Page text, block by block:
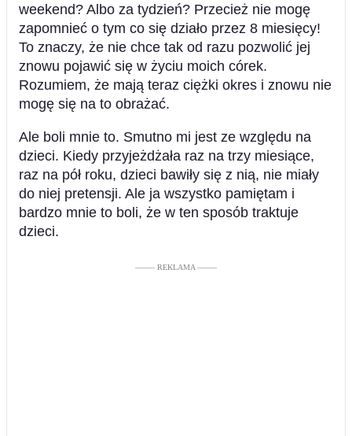
weekend? Albo za tydzień? Przecież nie mogę
zapomnieć o tym co się działo przez 8 miesięcy!
To znaczy, że nie chce tak od razu pozwolić jej
znowu pojawić się w życiu moich córek.
Rozumiem, że mają teraz ciężki okres i znowu nie
mogę się na to obrażać.
Ale boli mnie to. Smutno mi jest ze względu na
dzieci. Kiedy przyjeżdżała raz na trzy miesiące,
raz na pół roku, dzieci bawiły się z nią, nie miały
do niej pretensji. Ale ja wszystko pamiętam i
bardzo mnie to boli, że w ten sposób traktuje
dzieci.
––––– REKLAMA –––––